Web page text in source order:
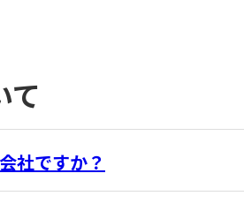
て
社ですか？